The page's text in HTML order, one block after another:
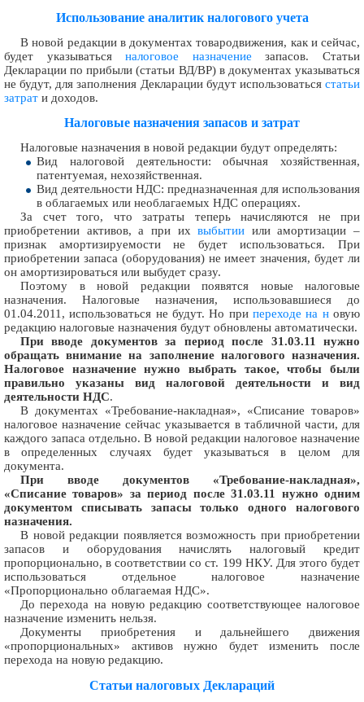
Использование аналитик налогового учета
В новой редакции в документах товародвижения, как и сейчас,
будет указыватьсяналоговое назначение запасов. Статьи
Декларации по прибыли (статьи ВД/ВР) в документах указываться
не будут, для заполнения Декларации будут использоваться статьи
затрат и доходов.
Налоговые назначения запасов и затрат
Налоговые назначения в новой редакции будут определять:
Вид налоговой деятельности: обычная хозяйственная,
патентуемая, нехозяйственная.
Вид деятельности НДС: предназначенная для использования
в облагаемых или необлагаемых НДС операциях.
За счет того, что затраты теперь начисляются не при
приобретении активов, а при ихвыбытии или амортизации –
признак амортизируемости не будет использоваться. При
приобретении запаса (оборудования) не имеет значения, будет ли
он амортизироваться или выбудет сразу.
Поэтому в новой редакции появятся новые налоговые
назначения. Налоговые назначения, использовавшиеся до
01.04.2011, использоваться не будут. Но при переходе на новую
редакцию налоговые назначения будут обновлены автоматически.
При вводе документов за период после 31.03.11 нужно
обращать внимание на заполнение налогового назначения.
Налоговое назначение нужно выбрать такое, чтобы были
правильно указаны вид налоговой деятельности и вид
деятельности НДС.
В документах «Требование-накладная», «Списание товаров»
налоговое назначение сейчас указывается в табличной части, для
каждого запаса отдельно. В новой редакции налоговое назначение
в определенных случаях будет указываться в целом для
документа.
При вводе документов «Требование-накладная»,
«Списание товаров» за период после 31.03.11 нужно одним
документом списывать запасы только одного налогового
назначения.
В новой редакции появляется возможность при приобретении
запасов и оборудования начислять налоговый кредит
пропорционально, в соответствии со ст. 199 НКУ. Для этого будет
использоваться отдельное налоговое назначение
«Пропорционально облагаемая НДС».
До перехода на новую редакцию соответствующее налоговое
назначение изменить нельзя.
Документы приобретения и дальнейшего движения
«пропорциональных» активов нужно будет изменить после
перехода на новую редакцию.
Статьи налоговых Деклараций